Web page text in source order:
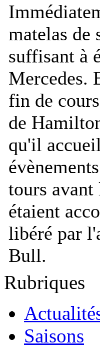
matelas de
suffisant à
Mercedes.
fin de
de
qu'il
tours
étaient
libéré par
Bull.
Rubriques
Saisons